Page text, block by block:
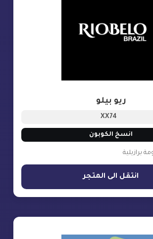
ريو بيلو
XX74
انسخ الكوبون
برازيلية
انتقل الى المتجر